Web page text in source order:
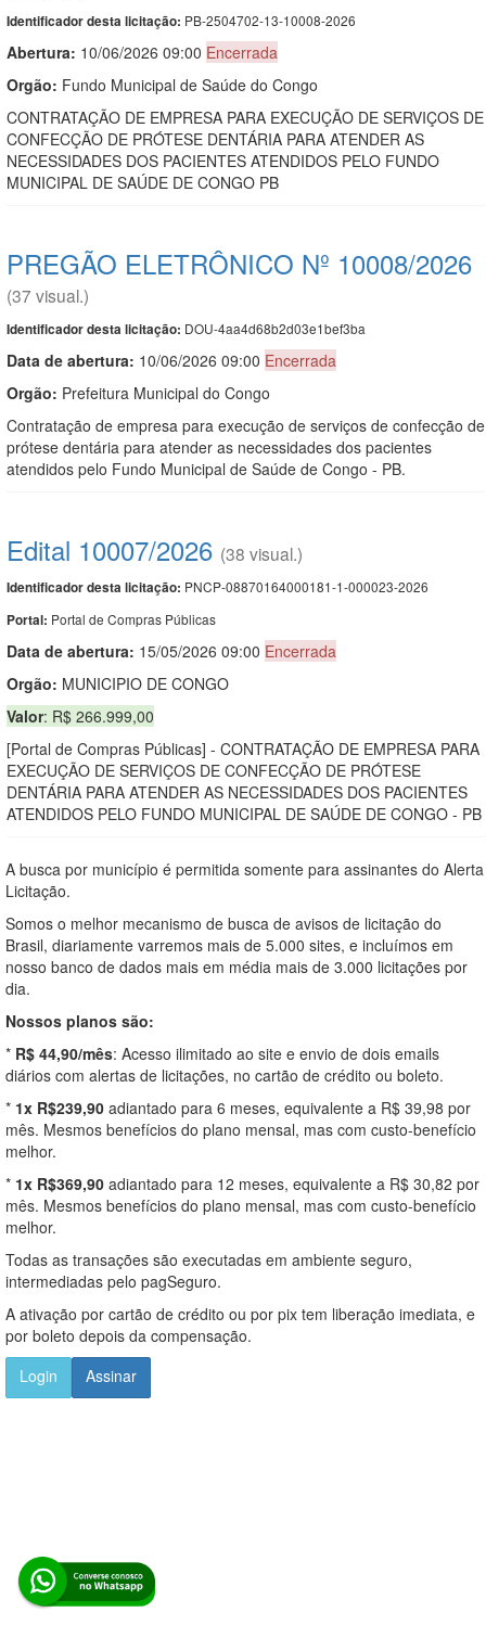
Identificador desta licitação: PB-2504702-13-10008-2026
Abertura: 10/06/2026 09:00 Encerrada
Orgão: Fundo Municipal de Saúde do Congo
CONTRATAÇÃO DE EMPRESA PARA EXECUÇÃO DE SERVIÇOS DE
CONFECÇÃO DE PRÓTESE DENTÁRIA PARA ATENDER AS
NECESSIDADES DOS PACIENTES ATENDIDOS PELO FUNDO
MUNICIPAL DE SAÚDE DE CONGO PB
PREGÃO ELETRÔNICO Nº 10008/2026
(37 visual.)
Identificador desta licitação: DOU-4aa4d68b2d03e1bef3ba
Data de abertura: 10/06/2026 09:00 Encerrada
Orgão: Prefeitura Municipal do Congo
Contratação de empresa para execução de serviços de confecção de
prótese dentária para atender as necessidades dos pacientes
atendidos pelo Fundo Municipal de Saúde de Congo - PB.
Edital 10007/2026 (38 visual.)
Identificador desta licitação: PNCP-08870164000181-1-000023-2026
Portal: Portal de Compras Públicas
Data de abertura: 15/05/2026 09:00 Encerrada
Orgão: MUNICIPIO DE CONGO
Valor: R$ 266.999,00
[Portal de Compras Públicas] - CONTRATAÇÃO DE EMPRESA PARA
EXECUÇÃO DE SERVIÇOS DE CONFECÇÃO DE PRÓTESE
DENTÁRIA PARA ATENDER AS NECESSIDADES DOS PACIENTES
ATENDIDOS PELO FUNDO MUNICIPAL DE SAÚDE DE CONGO - PB
A busca por município é permitida somente para assinantes do Alerta
Licitação.
Somos o melhor mecanismo de busca de avisos de licitação do
Brasil, diariamente varremos mais de 5.000 sites, e incluímos em
nosso banco de dados mais em média mais de 3.000 licitações por
dia.
Nossos planos são:
* R$ 44,90/mês: Acesso ilimitado ao site e envio de dois emails
diários com alertas de licitações, no cartão de crédito ou boleto.
* 1x R$239,90 adiantado para 6 meses, equivalente a R$ 39,98 por
mês. Mesmos benefícios do plano mensal, mas com custo-benefício
melhor.
* 1x R$369,90 adiantado para 12 meses, equivalente a R$ 30,82 por
mês. Mesmos benefícios do plano mensal, mas com custo-benefício
melhor.
Todas as transações são executadas em ambiente seguro,
intermediadas pelo pagSeguro.
A ativação por cartão de crédito ou por pix tem liberação imediata, e
por boleto depois da compensação.
Login
Assinar